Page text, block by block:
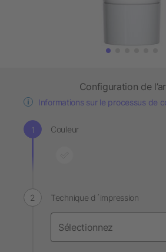
Configuration de
Informations sur le processus de
Couleur
Technique d´impression